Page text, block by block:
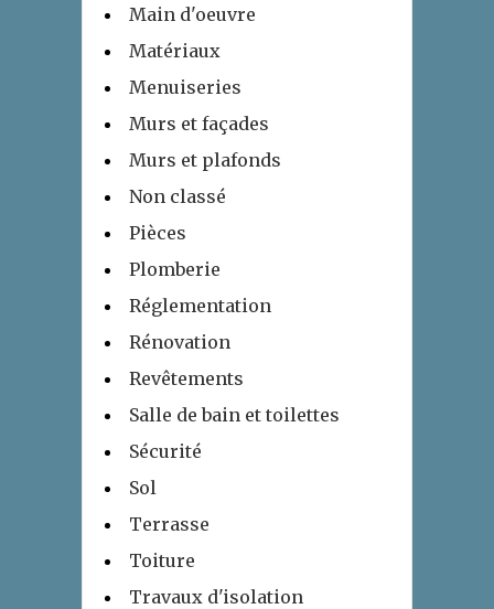
Main d'oeuvre
Matériaux
Menuiseries
Murs et façades
Murs et plafonds
Non classé
Pièces
Plomberie
Réglementation
Rénovation
Revêtements
Salle de bain et toilettes
Sécurité
Sol
Terrasse
Toiture
Travaux d'isolation